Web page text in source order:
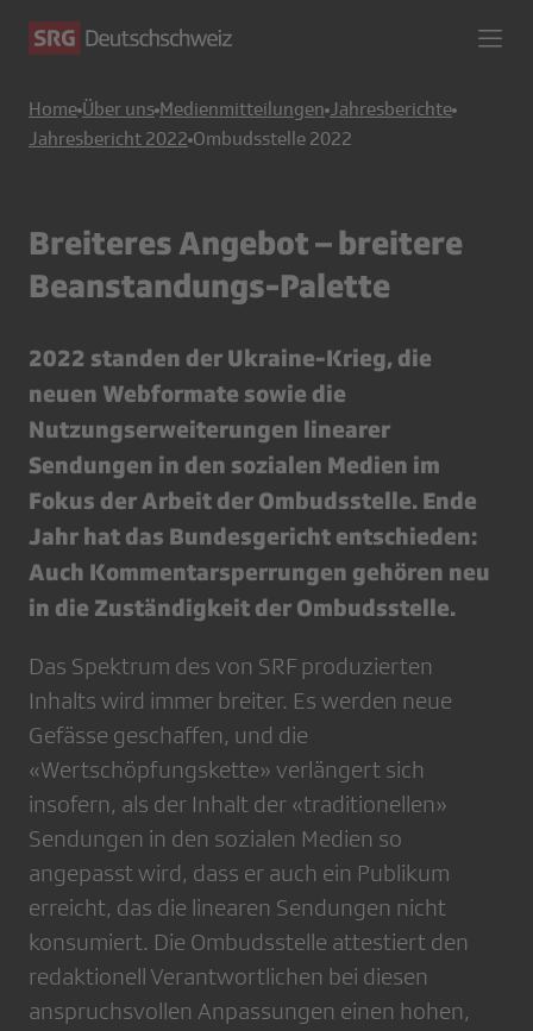
Home Über uns Medienmitteilungen Jahresberichte
Jahresbericht 2022 Ombudsstelle 2022
Breiteres Angebot – breitere
Beanstandungs-Palette
2022 standen der Ukraine-Krieg, die
neuen Webformate sowie die
Nutzungserweiterungen linearer
Sendungen in den sozialen Medien im
Fokus der Arbeit der Ombudsstelle. Ende
Jahr hat das Bundesgericht entschieden:
Auch Kommentarsperrungen gehören neu
in die Zuständigkeit der Ombudsstelle.
Das Spektrum des von SRF produzierten
Inhalts wird immer breiter. Es werden neue
Gefässe geschaffen, und die
«Wertschöpfungskette» verlängert sich
insofern, als der Inhalt der «traditionellen»
Sendungen in den sozialen Medien so
angepasst wird, dass er auch ein Publikum
erreicht, das die linearen Sendungen nicht
konsumiert. Die Ombudsstelle attestiert den
redaktionell Verantwortlichen bei diesen
anspruchsvollen Anpassungen einen hohen,